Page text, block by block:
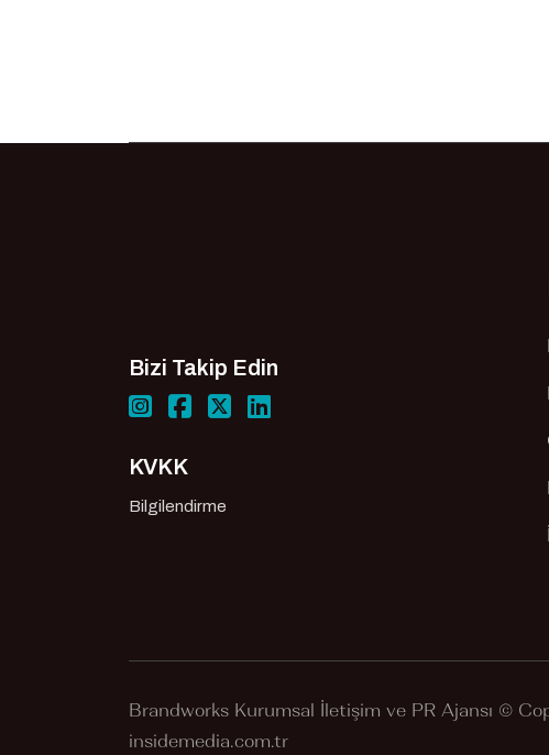
Bizi Takip Edin
KVKK
Bilgilendirme
Brandworks Kurumsal İletişim ve PR Ajansı ©
insidemedia.com.tr